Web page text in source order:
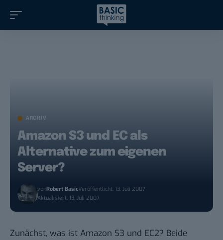
ARCHIV
Amazon S3 und EC als
Alternative zum eigenen
Server?
vonRobert BasicVeröffentlicht: 13. Juli 2007
Aktualisiert: 13. Juli 2007
Zunächst, was ist Amazon S3 und EC2? Beide